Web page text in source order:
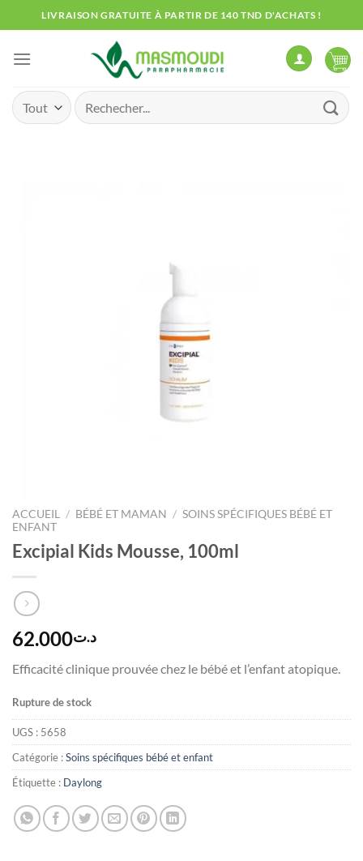
au
contenu
LIVRAISON GRATUITE À PARTIR DE 140 TND D'ACHATS !
Recherche
pour :
ACCUEIL / BÉBÉ ET MAMAN / SOINS SPÉCIFIQUES BÉBÉ ET
ENFANT
Excipial Kids Mousse, 100ml
د.ت62.000
Efficacité clinique prouvée chez le bébé et l’enfant atopique.
Rupture de stock
UGS : 5658
Catégorie :Soins spécifiques bébé et enfant
Étiquette : Daylong